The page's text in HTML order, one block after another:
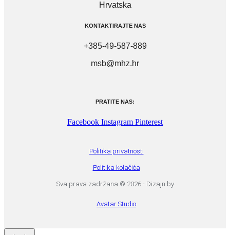
Hrvatska
KONTAKTIRAJTE NAS
+385-49-587-889
msb@mhz.hr
PRATITE NAS:
Facebook Instagram Pinterest
Politika privatnosti
Politika kolačića
Sva prava zadržana © 2026 - Dizajn by
Avatar Studio